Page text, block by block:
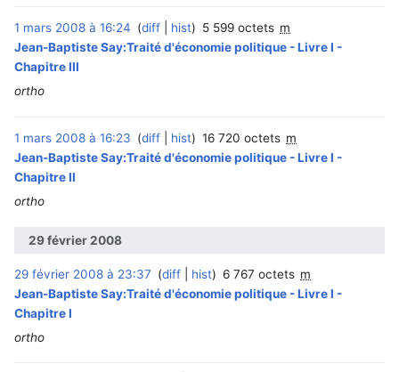
1 mars 2008 à 16:24 diff hist 5 599 octets m
Jean-Baptiste Say:Traité d'économie politique - Livre I -
Chapitre III
ortho
1 mars 2008 à 16:23 diff hist 16 720 octets m
Jean-Baptiste Say:Traité d'économie politique - Livre I -
Chapitre II
ortho
29 février 2008
29 février 2008 à 23:37 diff hist 6 767 octets m
Jean-Baptiste Say:Traité d'économie politique - Livre I -
Chapitre I
ortho